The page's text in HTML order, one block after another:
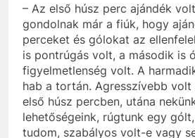
– Az első húsz perc ajándék
gondolnak már a fiúk, hogy
perceket és gólokat az
is pontrúgás volt, a második is
figyelmetlenség volt. A
hab a tortán. Agresszívebb volt
első húsz percben, utána
lehetőségeink, rúgtunk egy
tudom, szabályos volt-e vagy